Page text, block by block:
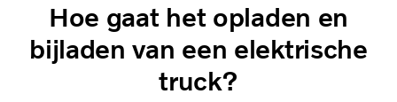
Hoe gaat het opladen en
bijladen van een elektrische
truck?